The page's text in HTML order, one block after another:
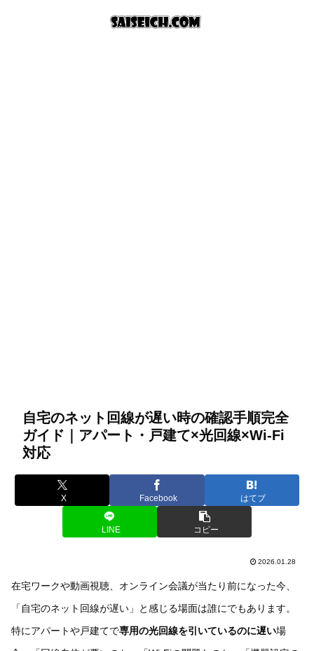
自宅のネット回線が遅い時の確認手順完全
ガイド｜アパート・戸建て×光回線×Wi-Fi
対応
X Facebook はてブ
LINE コピー
2026.01.28
在宅ワークや動画視聴、オンライン会議が当たり前になった今、
「自宅のネット回線が遅い」と感じる場面は誰にでもあります。
特にアパートや戸建てで専用の光回線を引いているのに遅い場